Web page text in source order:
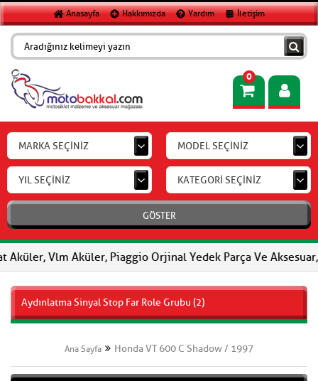
Anasayfa Hakkımızda Yardım İletişim
0
MARKA SEÇİNİZ MODEL SEÇİNİZ
YIL SEÇİNİZ KATEGORİ SEÇİNİZ
GÖSTER
Vlm Aküler, Piaggio Orjinal Yedek Parça Ve Aksesuar,
Aydınlatma Sinyal Stop Far Role Grubu (2)
Ana Sayfa Honda VT 600 C Shadow / 1997